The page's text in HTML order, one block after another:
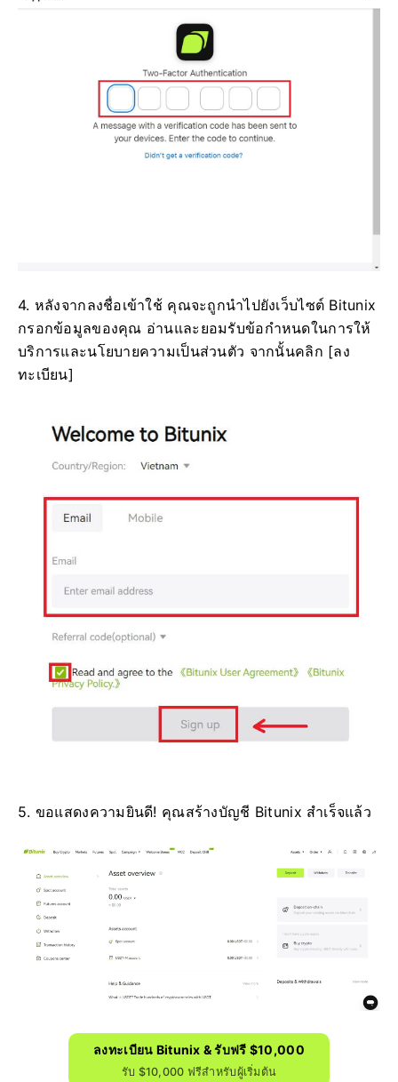
4. หลังจากลงชื่อเข้าใช้ คุณจะถูกนำไปยังเว็บไซต์ Bitunix
กรอกข้อมูลของคุณ อ่านและยอมรับข้อกำหนดในการให้
บริการและนโยบายความเป็นส่วนตัว จากนั้นคลิก [ลง
ทะเบียน]
5. ขอแสดงความยินดี! คุณสร้างบัญชี Bitunix สำเร็จแล้ว
ลงทะเบียน Bitunix & รับฟรี $10,000
รับ $10,000 ฟรีสำหรับผู้เริ่มต้น